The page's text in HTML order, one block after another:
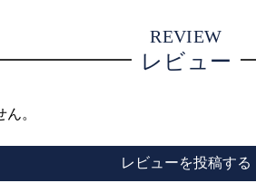
REVIEW
レビュー
。
レビューを投稿する